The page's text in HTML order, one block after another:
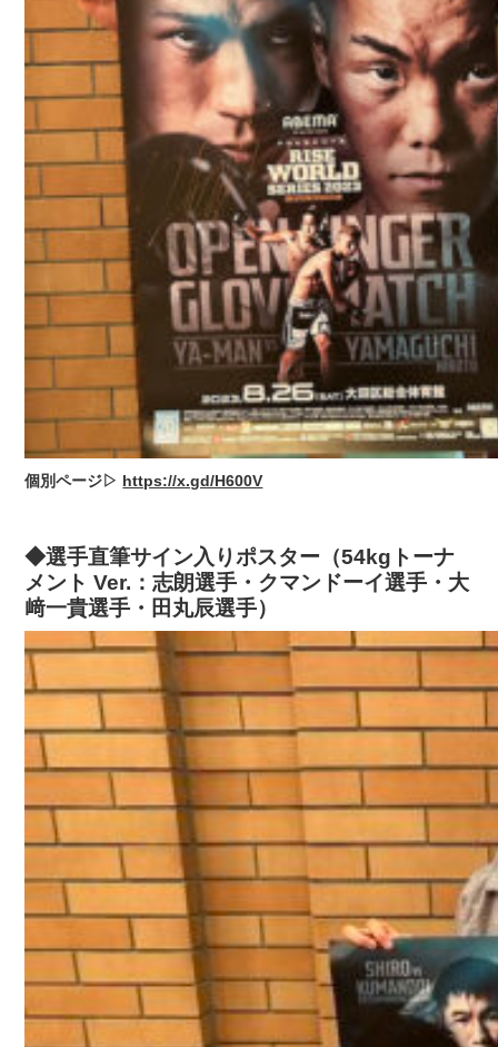
個別ページ▷ https://x.gd/H600V
◆選手直筆サイン入りポスター（54kgトーナ
メント Ver.：志朗選手・クマンドーイ選手・大
﨑一貴選手・田丸辰選手）